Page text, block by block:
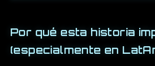
Por qué esta historia
(especialmente en